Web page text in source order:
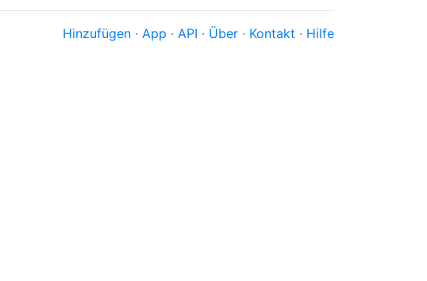
Hinzufügen · App · API · Über · Kontakt · Hilfe